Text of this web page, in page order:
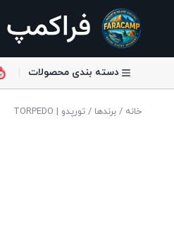
دسته بندی محصولات
خانه /برندها / تورپدو | TORPEDO